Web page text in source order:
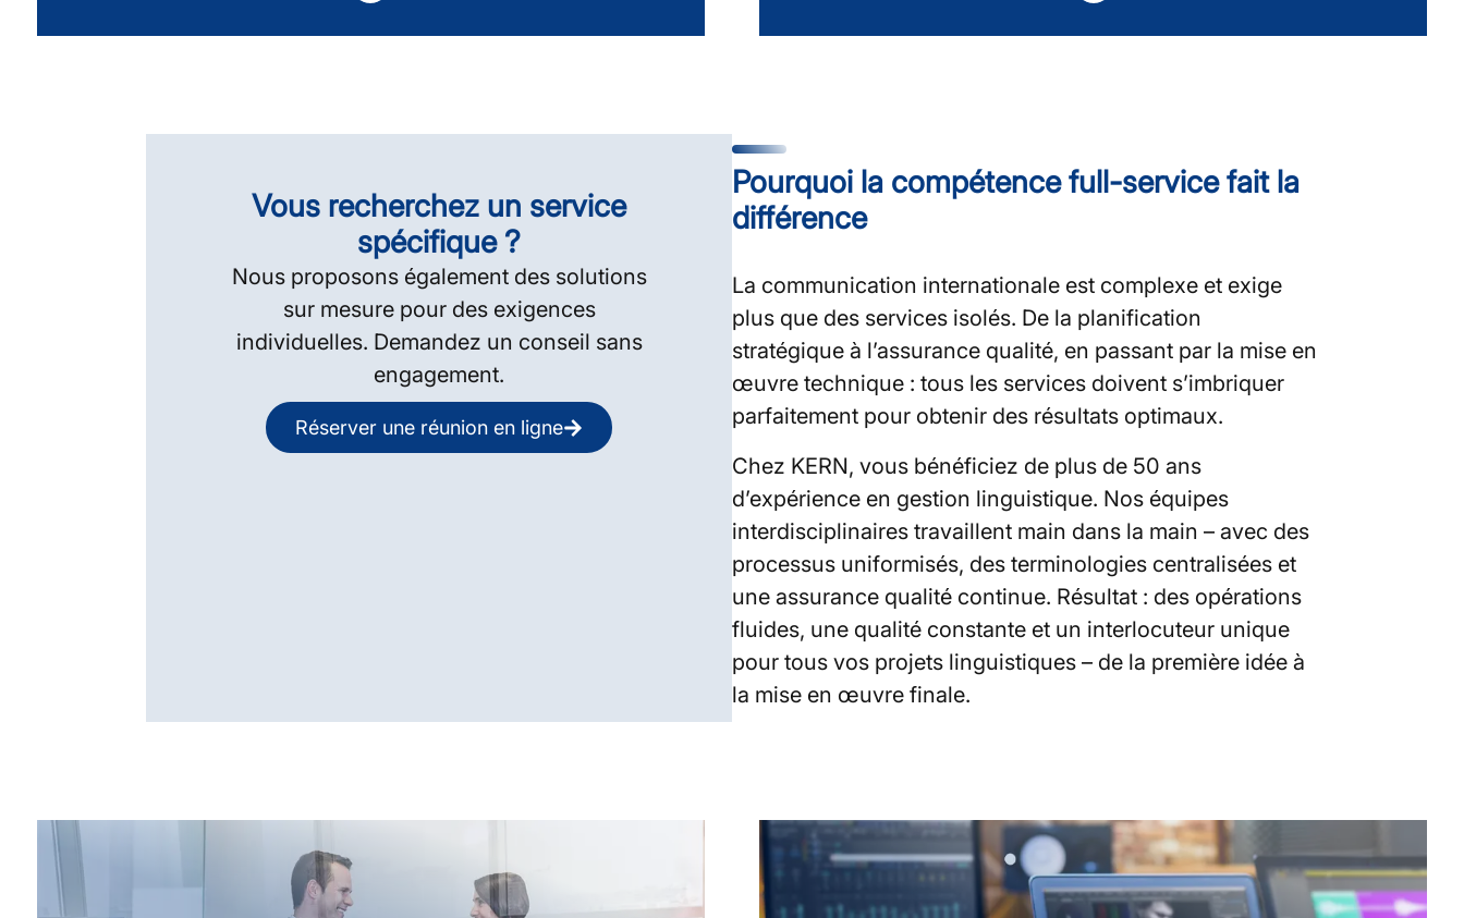
Vous recherchez un service
spécifique ?
Nous proposons également des solutions
sur mesure pour des exigences
individuelles. Demandez un conseil sans
engagement.
Réserver une réunion en ligne
Pourquoi la compétence full-service fait la
différence
La communication internationale est complexe et exige
plus que des services isolés. De la planification
stratégique à l’assurance qualité, en passant par la mise en
œuvre technique : tous les services doivent s’imbriquer
parfaitement pour obtenir des résultats optimaux.
Chez KERN, vous bénéficiez de plus de 50 ans
d’expérience en gestion linguistique. Nos équipes
interdisciplinaires travaillent main dans la main – avec des
processus uniformisés, des terminologies centralisées et
une assurance qualité continue. Résultat : des opérations
fluides, une qualité constante et un interlocuteur unique
pour tous vos projets linguistiques – de la première idée à
la mise en œuvre finale.